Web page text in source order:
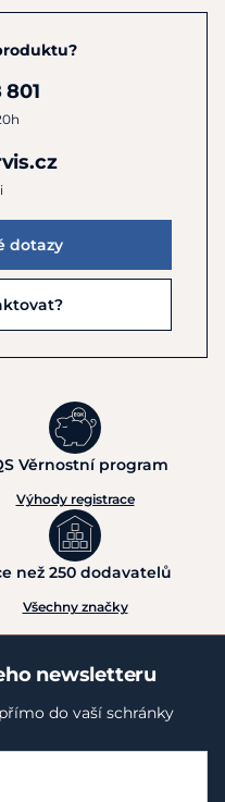
dotazy
Věrnostní program
Výhody registrace
než 250 dodavatelů
Všechny značky
newsletteru
do vaší schránky